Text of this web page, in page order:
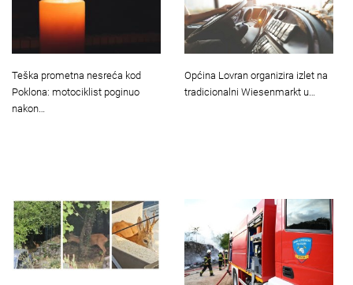
Teška prometna nesreća kod
Poklona: motociklist poginuo
nakon…
Općina Lovran organizira izlet na
tradicionalni Wiesenmarkt u…